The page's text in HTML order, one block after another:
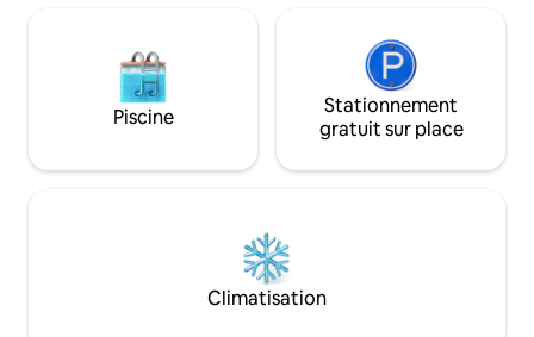
Piscine
Stationnement
gratuit sur place
Climatisation